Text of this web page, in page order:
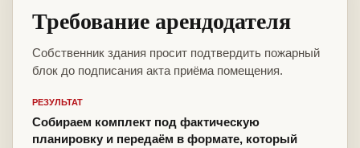
Требование арендодателя
Собственник здания просит подтвердить пожарный
блок до подписания акта приёма помещения.
РЕЗУЛЬТАТ
Собираем комплект под фактическую
планировку и передаём в формате, который